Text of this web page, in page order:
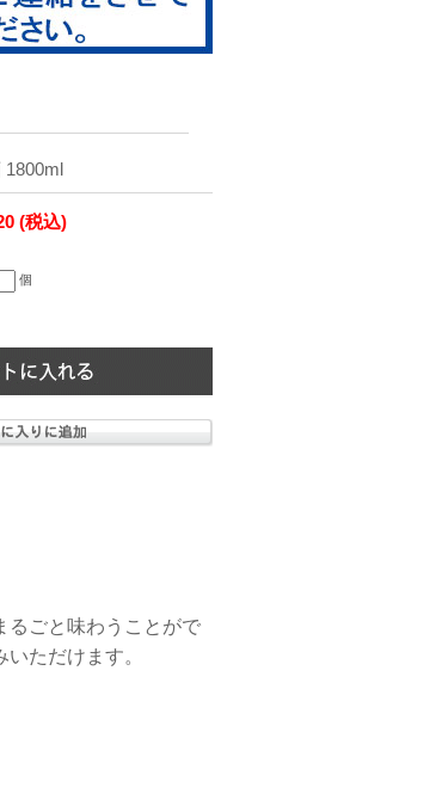
1800ml
(税込)
個
るごと味わうことがで
ただけます。